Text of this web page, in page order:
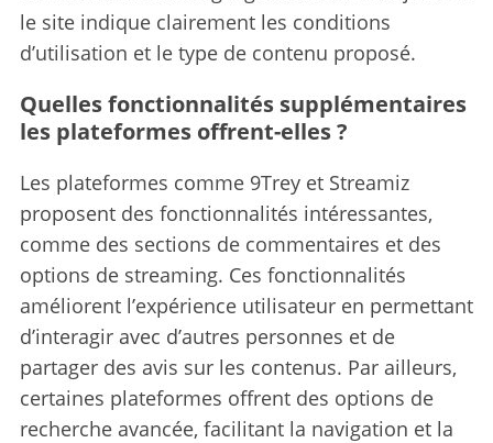
le site indique clairement les conditions
d’utilisation et le type de contenu proposé.
Quelles fonctionnalités supplémentaires
les plateformes offrent-elles ?
Les plateformes comme 9Trey et Streamiz
proposent des fonctionnalités intéressantes,
comme des sections de commentaires et des
options de streaming. Ces fonctionnalités
améliorent l’expérience utilisateur en permettant
d’interagir avec d’autres personnes et de
partager des avis sur les contenus. Par ailleurs,
certaines plateformes offrent des options de
recherche avancée, facilitant la navigation et la